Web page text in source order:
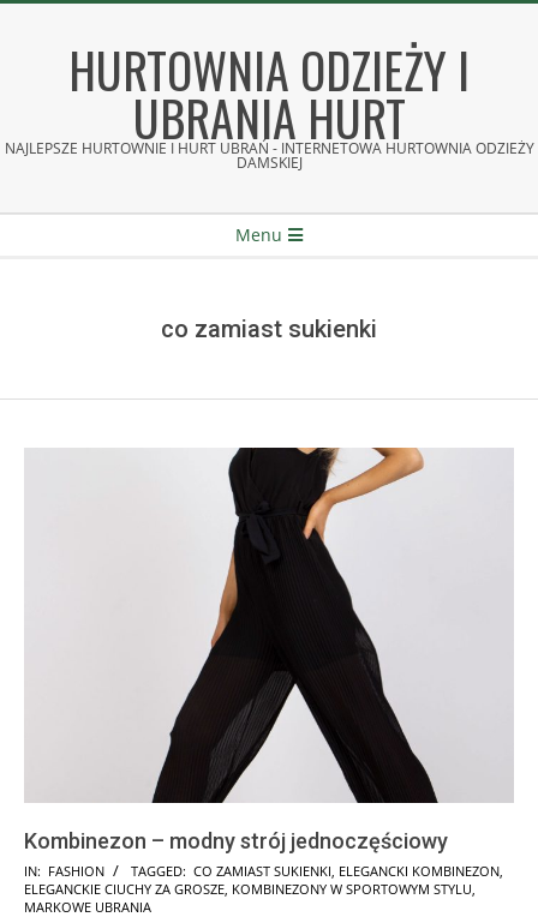
HURTOWNIA ODZIEŻY I
UBRANIA HURT
NAJLEPSZE HURTOWNIE I HURT UBRAŃ - INTERNETOWA HURTOWNIA ODZIEŻY
DAMSKIEJ
Menu
co zamiast sukienki
Kombinezon – modny strój jednoczęściowy
2025-
07-
IN: FASHION TAGGED: CO ZAMIAST SUKIENKI ELEGANCKI KOMBINEZON
ELEGANCKIE CIUCHY ZA GROSZE KOMBINEZONY W SPORTOWYM STYLU
MARKOWE UBRANIA